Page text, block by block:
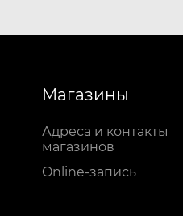
Магазины
Адреса и контакты
магазинов
Online-запись